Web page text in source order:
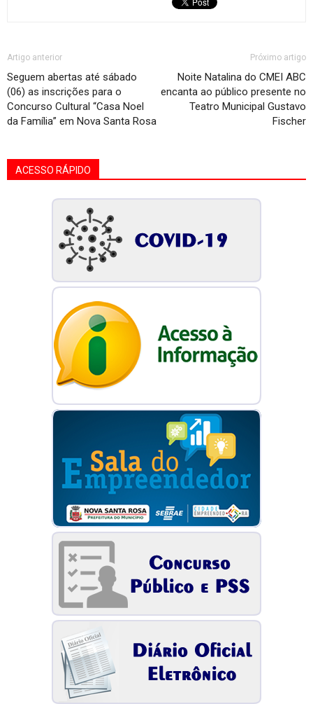
Artigo anterior
Seguem abertas até sábado
(06) as inscrições para o
Concurso Cultural “Casa Noel
da Família” em Nova Santa Rosa
Próximo artigo
Noite Natalina do CMEI ABC
encanta ao público presente no
Teatro Municipal Gustavo
Fischer
ACESSO RÁPIDO